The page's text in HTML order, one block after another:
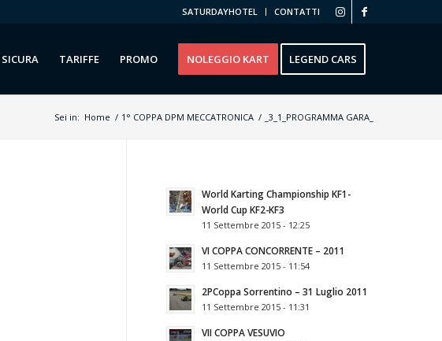
SATURDAYHOTEL CONTATTI
TARIFFE PROMO NOLEGGIO KART LEGEND CARS
Sei in: Home / 1° COPPA DPM MECCATRONICA / _3_1_PROGRAMMA GARA_
World Karting Championship KF1-
World Cup KF2-KF3
11 Settembre 2015 - 12:25
VI COPPA CONCORRENTE – 2011
11 Settembre 2015 - 11:54
2РCoppa Sorrentino – 31 Luglio 2011
11 Settembre 2015 - 11:31
VII COPPA VESUVIO